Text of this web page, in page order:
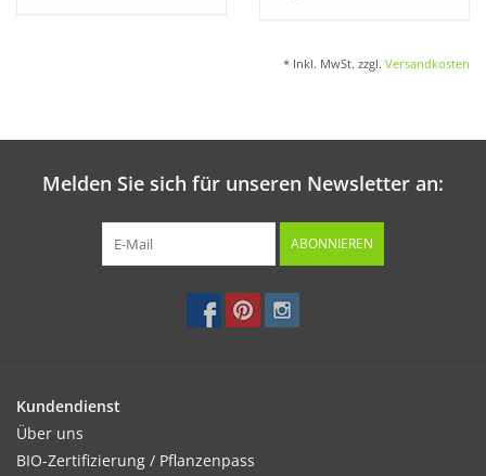
* Inkl. MwSt. zzgl. Versandkosten
Melden Sie sich für unseren Newsletter an:
ABONNIEREN
Kundendienst
Über uns
BIO-Zertifizierung / Pflanzenpass